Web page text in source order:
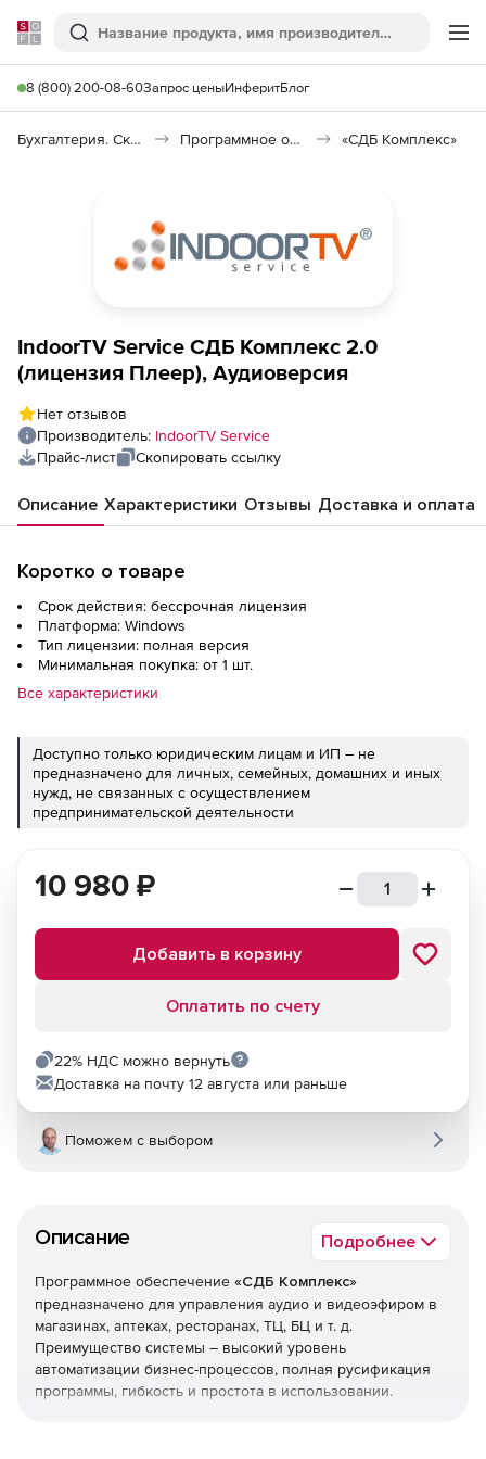
Softline
Поиск
8 (800) 200-08-60Запрос ценыИнферитБлог
Бухгалтерия. Склад. Кадры Программное обеспечение для торговли «СДБ Комплекс»
IndoorTV Service СДБ Комплекс 2.0
(лицензия Плеер), Аудиоверсия
Нет отзывов
Производитель: IndoorTV Service
Прайс-лист
Скопировать ссылку
Описание Характеристики Отзывы Доставка и оплата
Коротко о товаре
Срок действия: бессрочная лицензия
Платформа: Windows
Тип лицензии: полная версия
Минимальная покупка: от 1 шт.
Все характеристики
Доступно только юридическим лицам и ИП – не
предназначено для личных, семейных, домашних и иных
нужд, не связанных с осуществлением
предпринимательской деятельности
Описание Подробнее
Программное обеспечение «СДБ Комплекс»
предназначено для управления аудио и видеоэфиром в
магазинах, аптеках, ресторанах, ТЦ, БЦ и т. д.
Преимущество системы – высокий уровень
автоматизации бизнес-процессов, полная русификация
программы, гибкость и простота в использовании.
10 980 ₽
Добавить в корзину
Оплатить по счету
22% НДС можно вернуть
Доставка на почту 12 августа или раньше
Поможем с выбором